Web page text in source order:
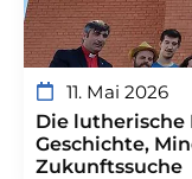
11. Mai 2026
Die lutherische
Geschichte,
Zukunftssuche